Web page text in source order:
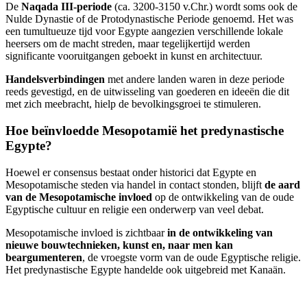
De Naqada III-periode (ca. 3200-3150 v.Chr.) wordt soms ook de
Nulde Dynastie of de Protodynastische Periode genoemd. Het was
een tumultueuze tijd voor Egypte aangezien verschillende lokale
heersers om de macht streden, maar tegelijkertijd werden
significante vooruitgangen geboekt in kunst en architectuur.
Handelsverbindingen met andere landen waren in deze periode
reeds gevestigd, en de uitwisseling van goederen en ideeën die dit
met zich meebracht, hielp de bevolkingsgroei te stimuleren.
Hoe beïnvloedde Mesopotamië het predynastische
Egypte?
Hoewel er consensus bestaat onder historici dat Egypte en
Mesopotamische steden via handel in contact stonden, blijft de aard
van de Mesopotamische invloed op de ontwikkeling van de oude
Egyptische cultuur en religie een onderwerp van veel debat.
Mesopotamische invloed is zichtbaarin de ontwikkeling van
nieuwe bouwtechnieken, kunst en, naar men kan
beargumenteren, de vroegste vorm van de oude Egyptische religie.
Het predynastische Egypte handelde ook uitgebreid met Kanaän.